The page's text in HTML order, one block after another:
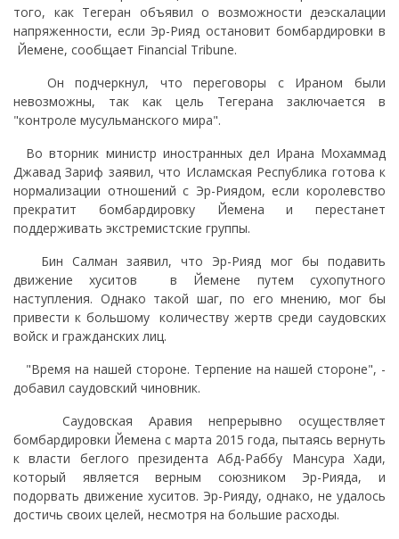
того, как Тегеран объявил о возможности деэскалации
напряженности, если Эр-Рияд остановит бомбардировки в
Йемене, сообщает Financial Tribune.
Он подчеркнул, что переговоры с Ираном были
невозможны, так как цель Тегерана заключается в
"контроле мусульманского мира".
Во вторник министр иностранных дел Ирана Мохаммад
Джавад Зариф заявил, что Исламская Республика готова к
нормализации отношений с Эр-Риядом, если королевство
прекратит бомбардировку Йемена и перестанет
поддерживать экстремистские группы.
Бин Салман заявил, что Эр-Рияд мог бы подавить
движение хуситов в Йемене путем сухопутного
наступления. Однако такой шаг, по его мнению, мог бы
привести к большому количеству жертв среди саудовских
войск и гражданских лиц.
"Время на нашей стороне. Терпение на нашей стороне", -
добавил саудовский чиновник.
Саудовская Аравия непрерывно осуществляет
бомбардировки Йемена с марта 2015 года, пытаясь вернуть
к власти беглого президента Абд-Раббу Мансура Хади,
который является верным союзником Эр-Рияда, и
подорвать движение хуситов. Эр-Рияду, однако, не удалось
достичь своих целей, несмотря на большие расходы.